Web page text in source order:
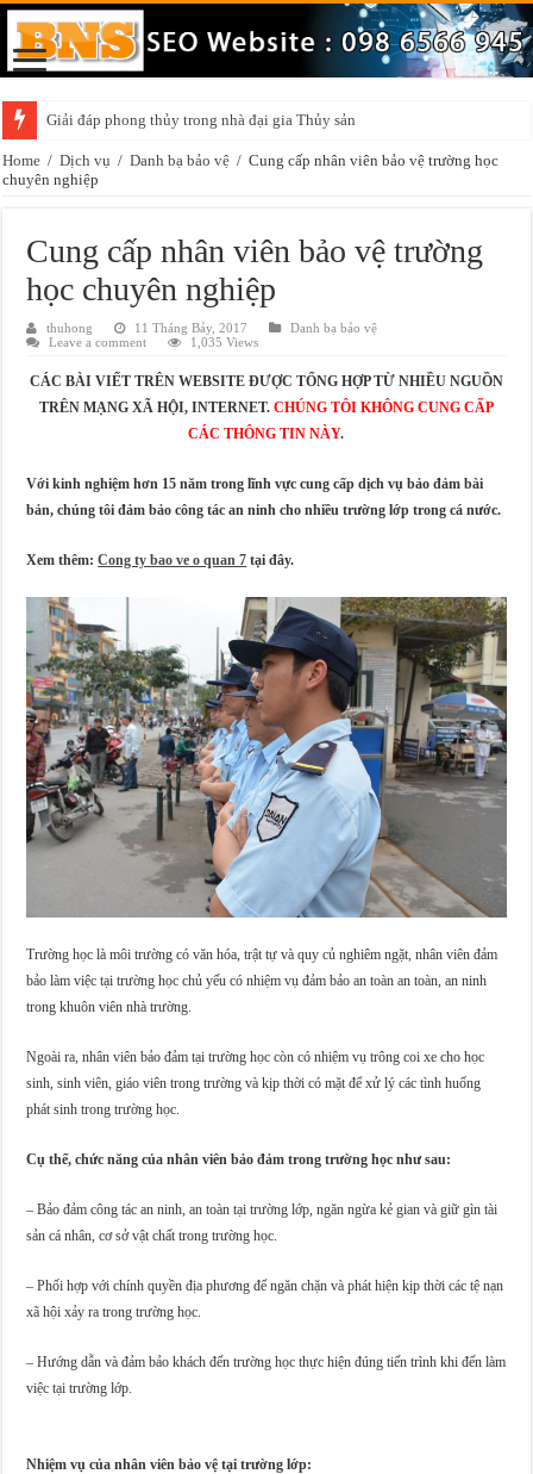
Giải đáp phong thủy trong nhà đại gia Thủy sản
Home / Dịch vụ / Danh bạ bảo vệ / Cung cấp nhân viên bảo vệ trường học
chuyên nghiệp
Cung cấp nhân viên bảo vệ trường
học chuyên nghiệp
thuhong 11 Tháng Bảy, 2017
Danh bạ bảo vệ
Leave a comment
1,035 Views
CÁC BÀI VIẾT TRÊN WEBSITE ĐƯỢC TỔNG HỢP TỪ NHIỀU NGUỒN
TRÊN MẠNG XÃ HỘI, INTERNET. CHÚNG TÔI KHÔNG CUNG CẤP
CÁC THÔNG TIN NÀY.
Với kinh nghiệm hơn 15 năm trong lĩnh vực cung cấp dịch vụ bảo đảm bài
bản, chúng tôi đảm bảo công tác an ninh cho nhiều trường lớp trong cá nước.
Xem thêm:Cong ty bao ve o quan 7 tại đây.
Trường học là môi trường có văn hóa, trật tự và quy củ nghiêm ngặt, nhân viên đảm
bảo làm việc tại trường học chủ yếu có nhiệm vụ đảm bảo an toàn an toàn, an ninh
trong khuôn viên nhà trường.
Ngoài ra, nhân viên bảo đảm tại trường học còn có nhiệm vụ trông coi xe cho học
sinh, sinh viên, giáo viên trong trường và kịp thời có mặt để xử lý các tình huống
phát sinh trong trường học.
Cụ thể, chức năng của nhân viên bảo đảm trong trường học như sau:
– Bảo đảm công tác an ninh, an toàn tại trường lớp, ngăn ngừa kẻ gian và giữ gìn tài
sản cá nhân, cơ sở vật chất trong trường học.
– Phối hợp với chính quyền địa phương để ngăn chặn và phát hiện kịp thời các tệ nạn
xã hội xảy ra trong trường học.
– Hướng dẫn và đảm bảo khách đến trường học thực hiện đúng tiến trình khi đến làm
việc tại trường lớp.
Nhiệm vụ của nhân viên bảo vệ tại trường lớp: